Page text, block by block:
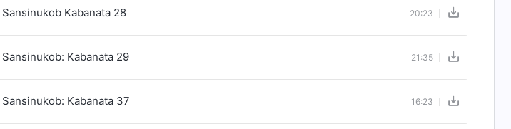
Kabanata 28 20:23
Kabanata‌ ‌29 21:35
Kabanata 37 16:23